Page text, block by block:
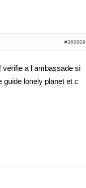
#368809
verifie a l ambassade si
lonely planet et c